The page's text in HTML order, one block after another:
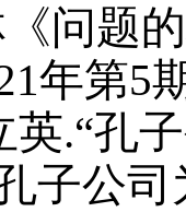
问题
年第5
英.“孔
子公